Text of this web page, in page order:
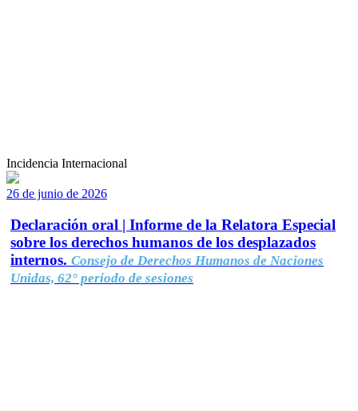
Incidencia Internacional
26 de junio de 2026
Declaración oral | Informe de la Relatora Especial
sobre los derechos humanos de los desplazados
internos. Consejo de Derechos Humanos de Naciones
Unidas, 62° período de sesiones